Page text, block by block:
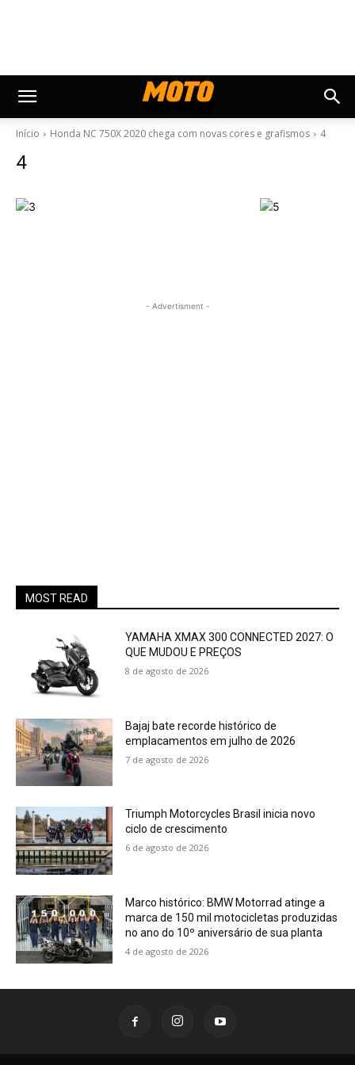
Início Honda NC 750X 2020 chega com novas cores e grafismos 4
4
- Advertisment -
MOST READ
YAMAHA XMAX 300 CONNECTED 2027: O
QUE MUDOU E PREÇOS
8 de agosto de 2026
Bajaj bate recorde histórico de
emplacamentos em julho de 2026
7 de agosto de 2026
Triumph Motorcycles Brasil inicia novo
ciclo de crescimento
6 de agosto de 2026
Marco histórico: BMW Motorrad atinge a
marca de 150 mil motocicletas produzidas
no ano do 10º aniversário de sua planta
4 de agosto de 2026